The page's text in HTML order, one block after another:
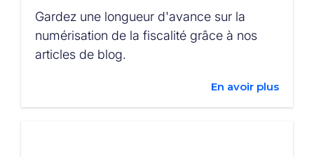
Gardez une longueur d'avance sur la
numérisation de la fiscalité grâce à nos
articles de blog.
En avoir plus